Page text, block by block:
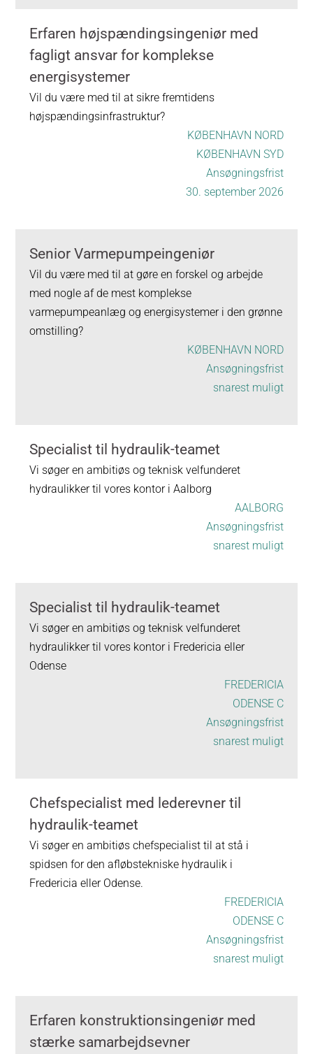
Erfaren højspændingsingeniør med
fagligt ansvar for komplekse
energisystemer
Vil du være med til at sikre fremtidens
højspændingsinfrastruktur?
KØBENHAVN NORD
KØBENHAVN SYD
Ansøgningsfrist
30. september 2026
Senior Varmepumpeingeniør
Vil du være med til at gøre en forskel og arbejde
med nogle af de mest komplekse
varmepumpeanlæg og energisystemer i den grønne
omstilling?
KØBENHAVN NORD
Ansøgningsfrist
snarest muligt
Specialist til hydraulik-teamet
Vi søger en ambitiøs og teknisk velfunderet
hydraulikker til vores kontor i Aalborg
AALBORG
Ansøgningsfrist
snarest muligt
Specialist til hydraulik-teamet
Vi søger en ambitiøs og teknisk velfunderet
hydraulikker til vores kontor i Fredericia eller
Odense
FREDERICIA
ODENSE C
Ansøgningsfrist
snarest muligt
Chefspecialist med lederevner til
hydraulik-teamet
Vi søger en ambitiøs chefspecialist til at stå i
spidsen for den afløbstekniske hydraulik i
Fredericia eller Odense.
FREDERICIA
ODENSE C
Ansøgningsfrist
snarest muligt
Erfaren konstruktionsingeniør med
stærke samarbejdsevner